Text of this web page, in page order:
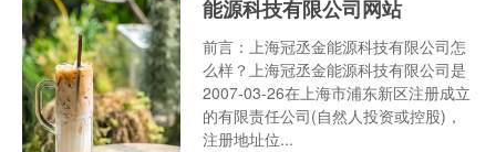
能源科技有限公司网站
前言：上海冠丞金能源科技有限公司怎
么样？上海冠丞金能源科技有限公司是
2007-03-26在上海市浦东新区注册成立
的有限责任公司(自然人投资或控股)，
注册地址位...